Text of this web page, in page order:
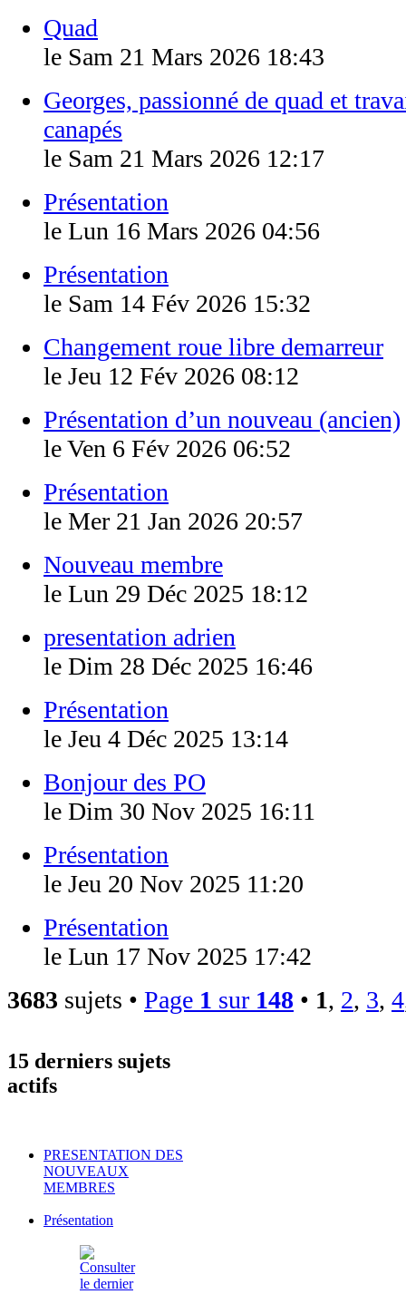
Quad
le Sam 21 Mars 2026 18:43
Georges, passionné de quad et
canapés
le Sam 21 Mars 2026 12:17
Présentation
le Lun 16 Mars 2026 04:56
Présentation
le Sam 14 Fév 2026 15:32
Changement roue libre demarreur
le Jeu 12 Fév 2026 08:12
Présentation d’un nouveau (ancien)
le Ven 6 Fév 2026 06:52
Présentation
le Mer 21 Jan 2026 20:57
Nouveau membre
le Lun 29 Déc 2025 18:12
presentation adrien
le Dim 28 Déc 2025 16:46
Présentation
le Jeu 4 Déc 2025 13:14
Bonjour des PO
le Dim 30 Nov 2025 16:11
Présentation
le Jeu 20 Nov 2025 11:20
Présentation
le Lun 17 Nov 2025 17:42
3683 sujets • Page 1 sur 148 • 1, 2, 3, 4
15 derniers sujets
actifs
PRESENTATION DES
NOUVEAUX
MEMBRES
Présentation